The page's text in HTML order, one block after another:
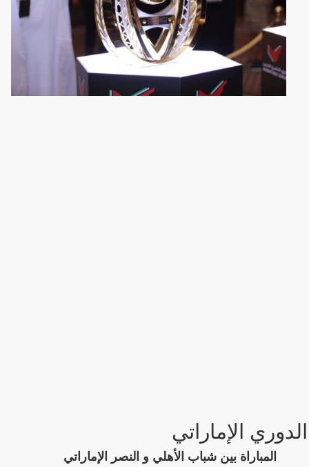
الدوري الإماراتي
المباراة بين شباب الأهلي و النصر الإماراتي